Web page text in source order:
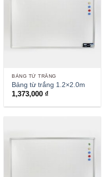
BẢNG TỪ TRẮNG
Bảng từ trắng 1.2×2.0m
1,373,000 ₫